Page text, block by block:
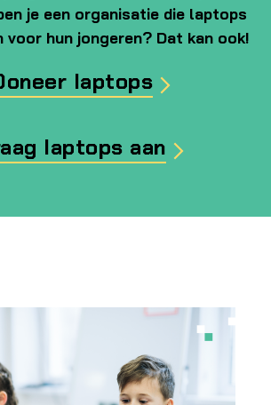
je een organisatie die laptops
voor hun jongeren? Dat kan ook!
laptops
laptops aan